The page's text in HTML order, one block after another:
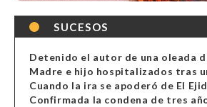
SUCESOS
Cuando la ira se apoderó de El